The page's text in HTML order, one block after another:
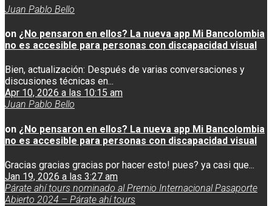
Juan Pablo Bello
on ¿No pensaron en ellos? La nueva app Mi Bancolombia
no es accesible para personas con discapacidad visual
Bien, actualización: Después de varias conversaciones y
discusiones técnicas en...
Apr 10, 2026 a las 10:15 am
Juan Pablo Bello
on ¿No pensaron en ellos? La nueva app Mi Bancolombia
no es accesible para personas con discapacidad visual
Gracias gracias gracias por hacer esto! pues? ya casi que...
Jan 19, 2026 a las 3:27 am
Párate ahí tours nominado al Premio Internacional Pasaporte
Abierto 2024 – Párate ahí tours